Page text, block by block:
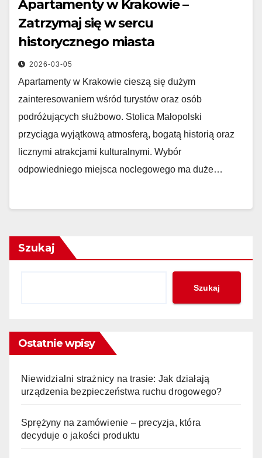
Apartamenty w Krakowie –
Zatrzymaj się w sercu
historycznego miasta
2026-03-05
Apartamenty w Krakowie cieszą się dużym
zainteresowaniem wśród turystów oraz osób
podróżujących służbowo. Stolica Małopolski
przyciąga wyjątkową atmosferą, bogatą historią oraz
licznymi atrakcjami kulturalnymi. Wybór
odpowiedniego miejsca noclegowego ma duże…
Szukaj
Szukaj
Ostatnie wpisy
Niewidzialni strażnicy na trasie: Jak działają
urządzenia bezpieczeństwa ruchu drogowego?
Sprężyny na zamówienie – precyzja, która
decyduje o jakości produktu